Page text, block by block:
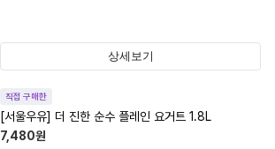
상세보기
직접 구매한
[서울우유] 더 진한 순수 플레인 요거트 1.8L
7,480원